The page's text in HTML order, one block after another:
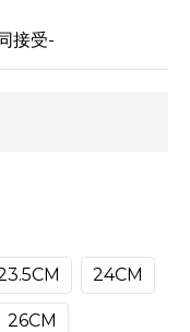
接受-
24CM
26CM